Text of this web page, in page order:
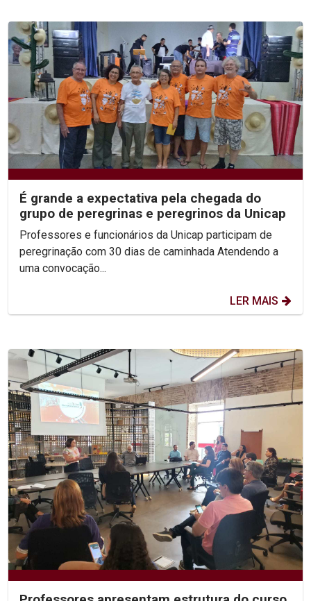
É grande a expectativa pela chegada do
grupo de peregrinas e peregrinos da Unicap
Professores e funcionários da Unicap participam de
peregrinação com 30 dias de caminhada Atendendo a
uma convocação...
LER MAIS